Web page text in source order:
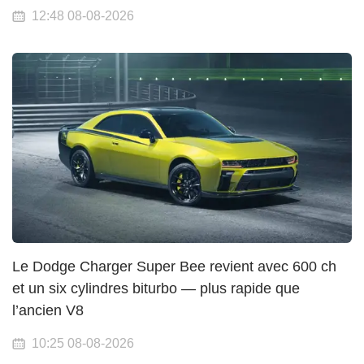
12:48 08-08-2026
Le Dodge Charger Super Bee revient avec 600 ch
et un six cylindres biturbo — plus rapide que
l’ancien V8
10:25 08-08-2026